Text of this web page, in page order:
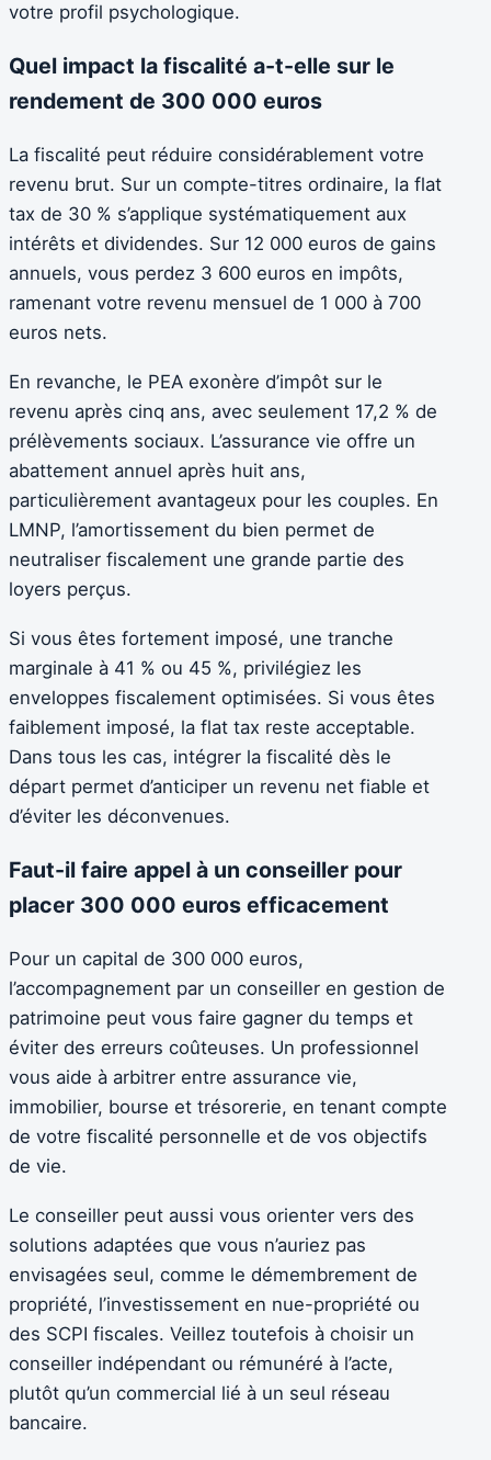
votre profil psychologique.
Quel impact la fiscalité a-t-elle sur le
rendement de 300 000 euros
La fiscalité peut réduire considérablement votre
revenu brut. Sur un compte-titres ordinaire, la flat
tax de 30 % s’applique systématiquement aux
intérêts et dividendes. Sur 12 000 euros de gains
annuels, vous perdez 3 600 euros en impôts,
ramenant votre revenu mensuel de 1 000 à 700
euros nets.
En revanche, le PEA exonère d’impôt sur le
revenu après cinq ans, avec seulement 17,2 % de
prélèvements sociaux. L’assurance vie offre un
abattement annuel après huit ans,
particulièrement avantageux pour les couples. En
LMNP, l’amortissement du bien permet de
neutraliser fiscalement une grande partie des
loyers perçus.
Si vous êtes fortement imposé, une tranche
marginale à 41 % ou 45 %, privilégiez les
enveloppes fiscalement optimisées. Si vous êtes
faiblement imposé, la flat tax reste acceptable.
Dans tous les cas, intégrer la fiscalité dès le
départ permet d’anticiper un revenu net fiable et
d’éviter les déconvenues.
Faut-il faire appel à un conseiller pour
placer 300 000 euros efficacement
Pour un capital de 300 000 euros,
l’accompagnement par un conseiller en gestion de
patrimoine peut vous faire gagner du temps et
éviter des erreurs coûteuses. Un professionnel
vous aide à arbitrer entre assurance vie,
immobilier, bourse et trésorerie, en tenant compte
de votre fiscalité personnelle et de vos objectifs
de vie.
Le conseiller peut aussi vous orienter vers des
solutions adaptées que vous n’auriez pas
envisagées seul, comme le démembrement de
propriété, l’investissement en nue-propriété ou
des SCPI fiscales. Veillez toutefois à choisir un
conseiller indépendant ou rémunéré à l’acte,
plutôt qu’un commercial lié à un seul réseau
bancaire.